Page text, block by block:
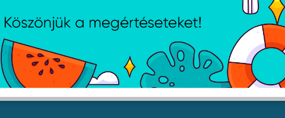
A weboldalon esetlegesen előforduló elektronikus feltöltési, technikai hibákért